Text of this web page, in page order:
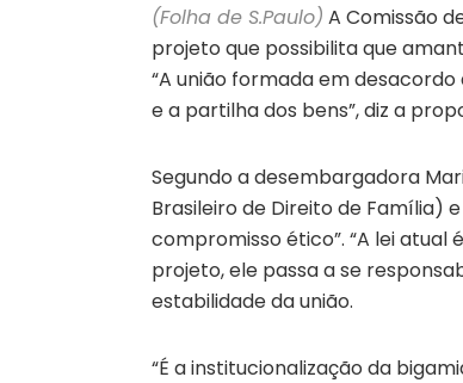
(Folha de S.Paulo) A Comissão
projeto que possibilita que
“A união formada em
e a partilha dos bens”, diz a
Segundo a desembargadora
Brasileiro de Direito de Família)
compromisso ético”. “A lei
projeto, ele passa a se
estabilidade da união.
“É a institucionalização da